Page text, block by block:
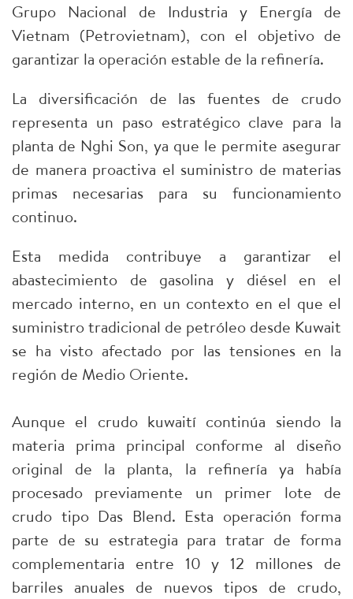
Grupo Nacional de Industria y Energía de
Vietnam (Petrovietnam), con el objetivo de
garantizar la operación estable de la refinería.
La diversificación de las fuentes de crudo
representa un paso estratégico clave para la
planta de Nghi Son, ya que le permite asegurar
de manera proactiva el suministro de materias
primas necesarias para su funcionamiento
continuo.
Esta medida contribuye a garantizar el
abastecimiento de gasolina y diésel en el
mercado interno, en un contexto en el que el
suministro tradicional de petróleo desde Kuwait
se ha visto afectado por las tensiones en la
región de Medio Oriente.
Aunque el crudo kuwaití continúa siendo la
materia prima principal conforme al diseño
original de la planta, la refinería ya había
procesado previamente un primer lote de
crudo tipo Das Blend. Esta operación forma
parte de su estrategia para tratar de forma
complementaria entre 10 y 12 millones de
barriles anuales de nuevos tipos de crudo,